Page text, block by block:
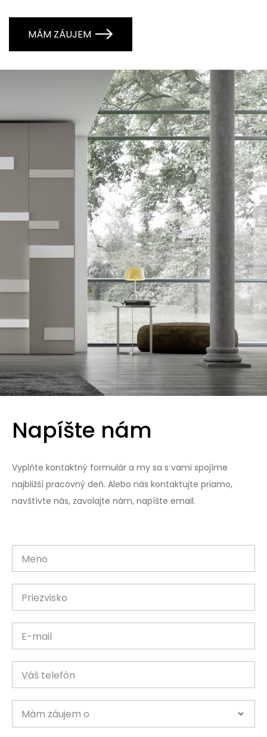
MÁM ZÁUJEM
Napíšte nám
Vyplňte kontaktný formulár a my sa s vami spojíme
najbližší pracovný deň. Alebo nás kontaktujte priamo,
navštívte nás, zavolajte nám, napíšte email.
Meno
Priezvisko
E-mail
Váš telefón
Mám záujem o